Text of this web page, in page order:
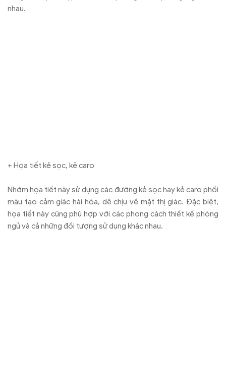
nhau.
+ Họa tiết kẻ sọc, kẻ caro
Nhớm họa tiết này sử dụng các đường kẻ sọc hay kẻ caro phối
màu tạo cảm giác hài hòa, dễ chịu về mặt thị giác. Đặc biệt,
họa tiết này cũng phù hợp với các phong cách thiết kế phòng
ngủ và cả những đối tượng sử dụng khác nhau.